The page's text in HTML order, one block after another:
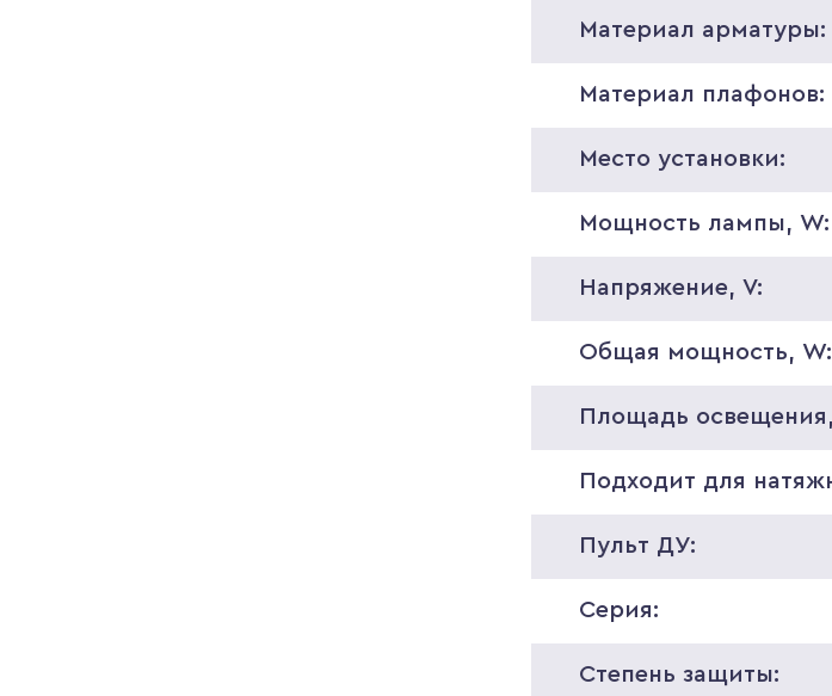
Материал арматуры:
Материал плафонов:
Место установки:
Мощность лампы, W:
Напряжение, V:
Общая мощность, W:
Площадь
Подходит для
Пульт ДУ:
Серия:
Степень защиты: